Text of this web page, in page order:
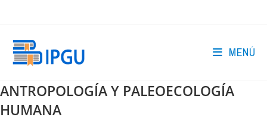
MENÚ
ANTROPOLOGÍA Y PALEOECOLOGÍA
HUMANA